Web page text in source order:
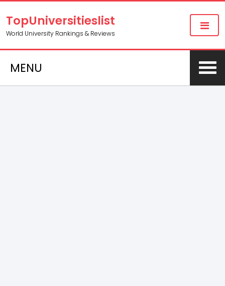
TopUniversitieslist
World University Rankings & Reviews
MENU